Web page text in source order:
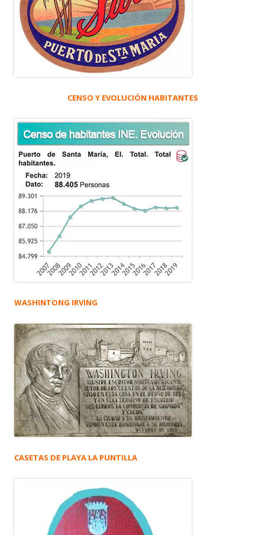
CENSO Y EVOLUCIÓN HABITANTES
WASHINTONG IRVING
CASETAS DE PLAYA LA PUNTILLA